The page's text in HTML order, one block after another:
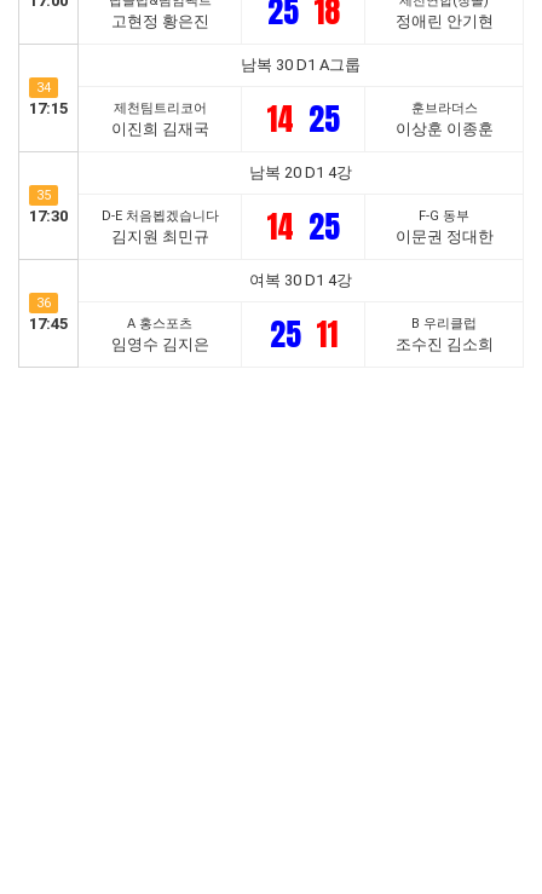
고현정 황은진 25 18 정애린 안기현
34
17:15
남복 30 D1 A그룹
제천팀트리코어
이진희 김재국 14 25 훈브라더스
이상훈 이종훈
35
17:30
남복 20 D1 4강
D-E 처음뵙겠습니다
김지원 최민규 14 25 F-G 동부
이문권 정대한
36
17:45
여복 30 D1 4강
A 홍스포츠
임영수 김지은 25 11 B 우리클럽
조수진 김소희